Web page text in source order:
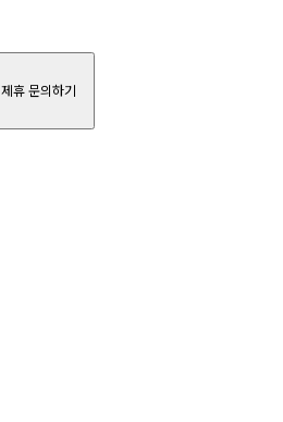
제휴 문의하기